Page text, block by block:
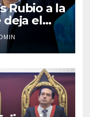
Rubio a la
deja el
López